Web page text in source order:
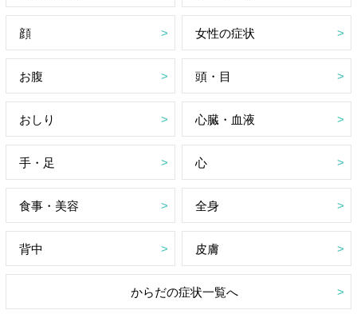
顔 女性の症状
お腹 頭・目
おしり 心臓・血液
手・足 心
食事・美容 全身
背中 皮膚
からだの症状一覧へ